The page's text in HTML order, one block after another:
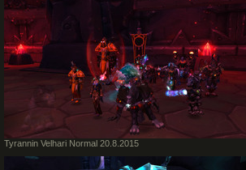
Tyrannin Velhari Normal 20.8.2015